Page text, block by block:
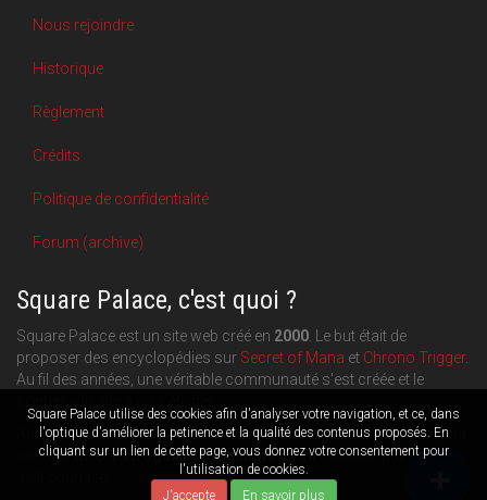
Square Palace utilise des cookies afin d'analyser votre navigation, et ce, dans
l'optique d'améliorer la petinence et la qualité des contenus proposés. En
cliquant sur un lien de cette page, vous donnez votre consentement pour
l'utilisation de cookies.
J'accepte
En savoir plus
Nous rejoindre
Historique
Règlement
Crédits
Politique de confidentialité
Forum (archive)
Square Palace, c'est quoi ?
Square Palace est un site web créé en 2000 . Le but était de
proposer des encyclopédies sur Secret of Mana et Chrono Trigger.
Au fil des années, une véritable communauté s'est créée et le
Aujourd'hui, Square Palace c'est aussi une plateforme de blogging
orientéeRPG, Retrogamingetculture geek: chacun publie ce